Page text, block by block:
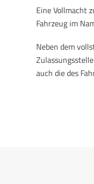
Eine Vollmacht
Fahrzeug im
Neben dem
auch die des